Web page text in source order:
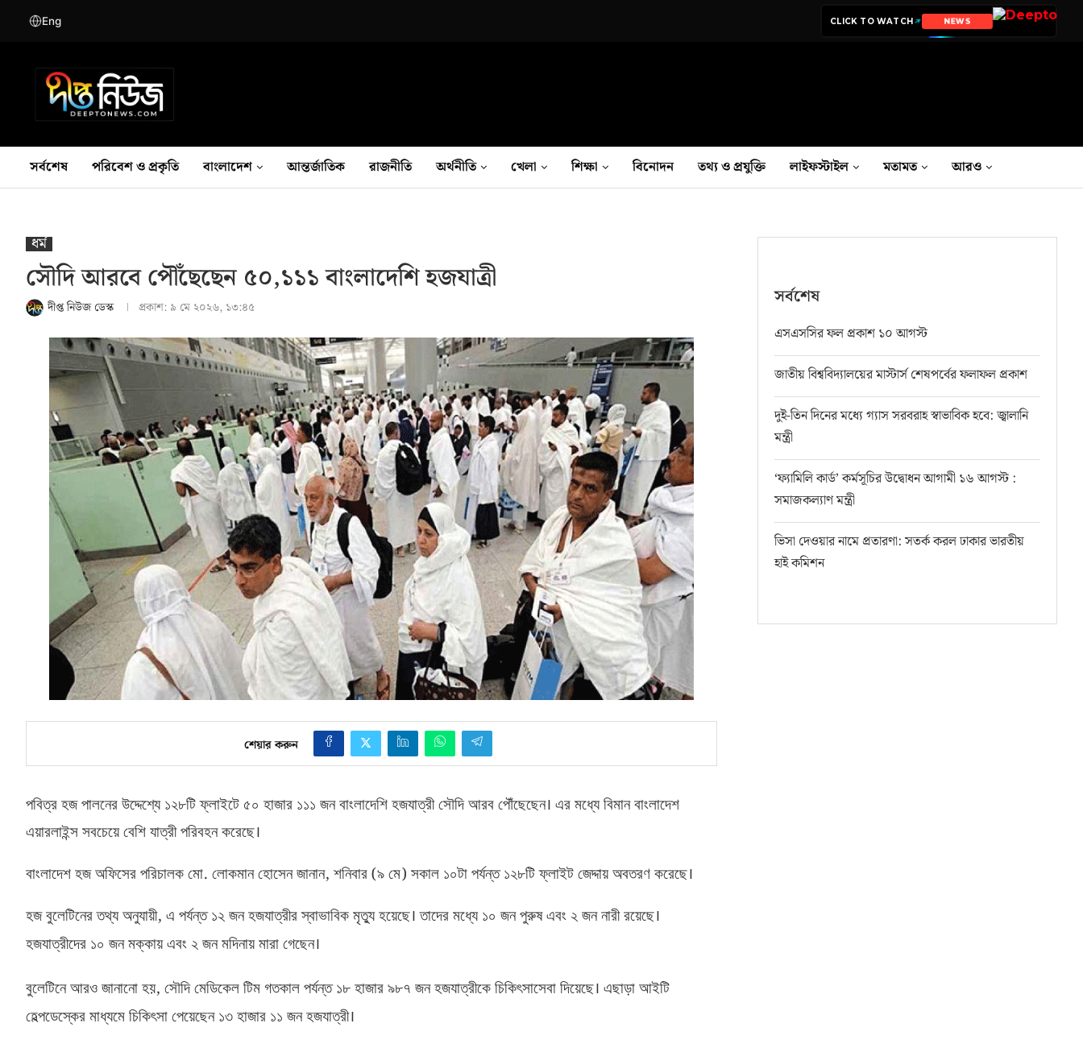
Eng CLICK TO WATCH NEWS
সর্বশেষ পরিবেশ ও প্রকৃতি বাংলাদেশ আন্তর্জাতিক রাজনীতি অর্থনীতি খেলা শিক্ষা বিনোদন তথ‍্য ও প্রযুক্তি লাইফস্টাইল মতামত আরও
ধর্ম
সৌদি আরবে পৌঁছেছেন ৫০,১১১ বাংলাদেশি হজযাত্রী
দীপ্ত নিউজ ডেস্ক প্রকাশ: ৯ মে ২০২৬, ১৩:৪৫
শেয়ার করুন
পবিত্র হজ পালনের উদ্দেশ্যে ১২৮টি ফ্লাইটে ৫০ হাজার ১১১ জন বাংলাদেশি হজযাত্রী সৌদি আরব পৌঁছেছেন। এর মধ্যে বিমান বাংলাদেশ
এয়ারলাইন্স সবচেয়ে বেশি যাত্রী পরিবহন করেছে।
বাংলাদেশ হজ অফিসের পরিচালক মো. লোকমান হোসেন জানান, শনিবার (৯ মে) সকাল ১০টা পর্যন্ত ১২৮টি ফ্লাইট জেদ্দায় অবতরণ করেছে।
হজ বুলেটিনের তথ্য অনুযায়ী, এ পর্যন্ত ১২ জন হজযাত্রীর স্বাভাবিক মৃত্যু হয়েছে। তাদের মধ্যে ১০ জন পুরুষ এবং ২ জন নারী রয়েছে।
হজযাত্রীদের ১০ জন মক্কায় এবং ২ জন মদিনায় মারা গেছেন।
বুলেটিনে আরও জানানো হয়, সৌদি মেডিকেল টিম গতকাল পর্যন্ত ১৮ হাজার ৯৮৭ জন হজযাত্রীকে চিকিৎসাসেবা দিয়েছে। এছাড়া আইটি
হেল্পডেস্কের মাধ্যমে চিকিৎসা পেয়েছেন ১৩ হাজার ১১ জন হজযাত্রী।
সর্বশেষ
এসএসসির ফল প্রকাশ ১০ আগস্ট
জাতীয় বিশ্ববিদ্যালয়ের মাস্টার্স শেষপর্বের ফলাফল প্রকাশ
দুই-তিন দিনের মধ্যে গ্যাস সরবরাহ স্বাভাবিক হবে: জ্বালানি
মন্ত্রী
‘ফ্যামিলি কার্ড’ কর্মসূচির উদ্বোধন আগামী ১৬ আগস্ট :
সমাজকল্যাণ মন্ত্রী
ভিসা দেওয়ার নামে প্রতারণা: সতর্ক করল ঢাকার ভারতীয়
হাই কমিশন